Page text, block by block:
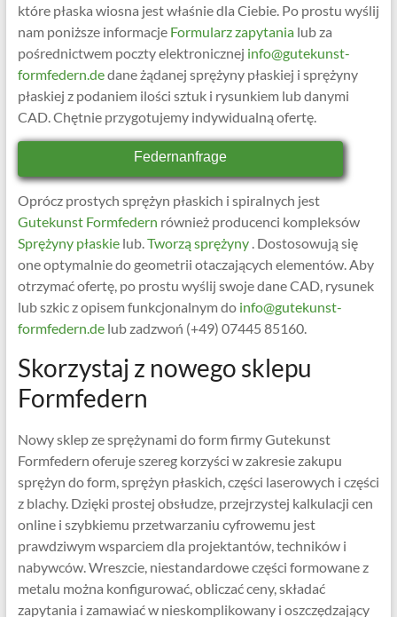
które płaska wiosna jest właśnie dla Ciebie. Po prostu wyślij
nam poniższe informacjeFormularz zapytanialub za
pośrednictwem poczty elektronicznej info@gutekunst-
formfedern.dedane żądanej sprężyny płaskiej i sprężyny
płaskiej z podaniem ilości sztuk i rysunkiem lub danymi
CAD. Chętnie przygotujemy indywidualną ofertę.
Federnanfrage
Oprócz prostych sprężyn płaskich i spiralnych jest
Gutekunst Formfedern również producenci kompleksów
Sprężyny płaskielub.Tworzą sprężyny. Dostosowują się
one optymalnie do geometrii otaczających elementów. Aby
otrzymać ofertę, po prostu wyślij swoje dane CAD, rysunek
lub szkic z opisem funkcjonalnym doinfo@gutekunst-
formfedern.delub zadzwoń (+49) 07445 85160.
Skorzystaj z nowego sklepu
Formfedern
Nowy sklep ze sprężynami do form firmy Gutekunst
Formfedern oferuje szereg korzyści w zakresie zakupu
sprężyn do form, sprężyn płaskich, części laserowych i części
z blachy. Dzięki prostej obsłudze, przejrzystej kalkulacji cen
online i szybkiemu przetwarzaniu cyfrowemu jest
prawdziwym wsparciem dla projektantów, techników i
nabywców. Wreszcie, niestandardowe części formowane z
metalu można konfigurować, obliczać ceny, składać
zapytania i zamawiać w nieskomplikowany i oszczędzający